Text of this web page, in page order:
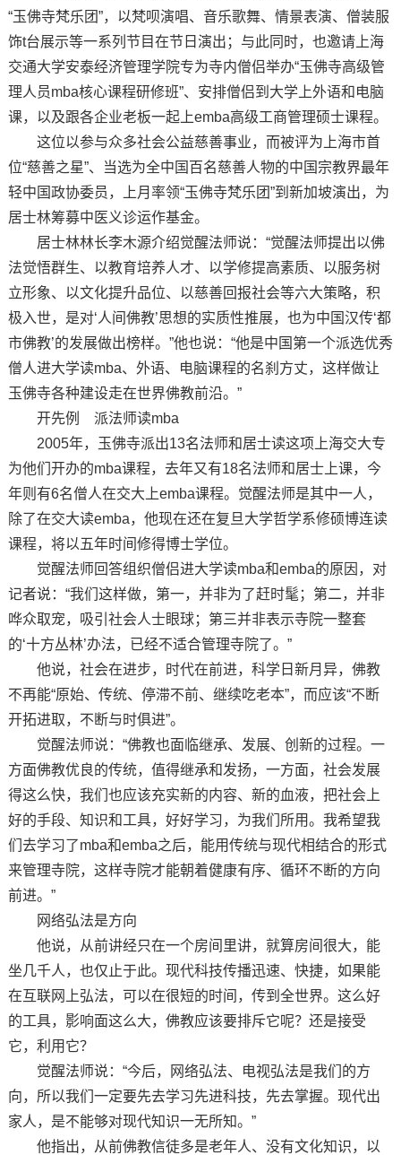
“玉佛寺梵乐团”，以梵呗演唱、音乐歌舞、情景表演、僧装服
饰t台展示等一系列节目在节日演出；与此同时，也邀请上海
交通大学安泰经济管理学院专为寺内僧侣举办“玉佛寺高级管
理人员mba核心课程研修班”、安排僧侣到大学上外语和电脑
课，以及跟各企业老板一起上emba高级工商管理硕士课程。
这位以参与众多社会公益慈善事业，而被评为上海市首
位“慈善之星”、当选为全中国百名慈善人物的中国宗教界最年
轻中国政协委员，上月率领“玉佛寺梵乐团”到新加坡演出，为
居士林筹募中医义诊运作基金。
居士林林长李木源介绍觉醒法师说：“觉醒法师提出以佛
法觉悟群生、以教育培养人才、以学修提高素质、以服务树
立形象、以文化提升品位、以慈善回报社会等六大策略，积
极入世，是对‘人间佛教’思想的实质性推展，也为中国汉传‘都
市佛教’的发展做出榜样。”他也说：“他是中国第一个派选优秀
僧人进大学读mba、外语、电脑课程的名刹方丈，这样做让
玉佛寺各种建设走在世界佛教前沿。”
开先例 派法师读mba
2005年，玉佛寺派出13名法师和居士读这项上海交大专
为他们开办的mba课程，去年又有18名法师和居士上课，今
年则有6名僧人在交大上emba课程。觉醒法师是其中一人，
除了在交大读emba，他现在还在复旦大学哲学系修硕博连读
课程，将以五年时间修得博士学位。
觉醒法师回答组织僧侣进大学读mba和emba的原因，对
记者说：“我们这样做，第一，并非为了赶时髦；第二，并非
哗众取宠，吸引社会人士眼球；第三并非表示寺院一整套
的‘十方丛林’办法，已经不适合管理寺院了。”
他说，社会在进步，时代在前进，科学日新月异，佛教
不再能“原始、传统、停滞不前、继续吃老本”，而应该“不断
开拓进取，不断与时俱进”。
觉醒法师说：“佛教也面临继承、发展、创新的过程。一
方面佛教优良的传统，值得继承和发扬，一方面，社会发展
得这么快，我们也应该充实新的内容、新的血液，把社会上
好的手段、知识和工具，好好学习，为我们所用。我希望我
们去学习了mba和emba之后，能用传统与现代相结合的形式
来管理寺院，这样寺院才能朝着健康有序、循环不断的方向
前进。”
网络弘法是方向
他说，从前讲经只在一个房间里讲，就算房间很大，能
坐几千人，也仅止于此。现代科技传播迅速、快捷，如果能
在互联网上弘法，可以在很短的时间，传到全世界。这么好
的工具，影响面这么大，佛教应该要排斥它呢？还是接受
它，利用它？
觉醒法师说：“今后，网络弘法、电视弘法是我们的方
向，所以我们一定要先去学习先进科技，先去掌握。现代出
家人，是不能够对现代知识一无所知。”
他指出，从前佛教信徒多是老年人、没有文化知识，以